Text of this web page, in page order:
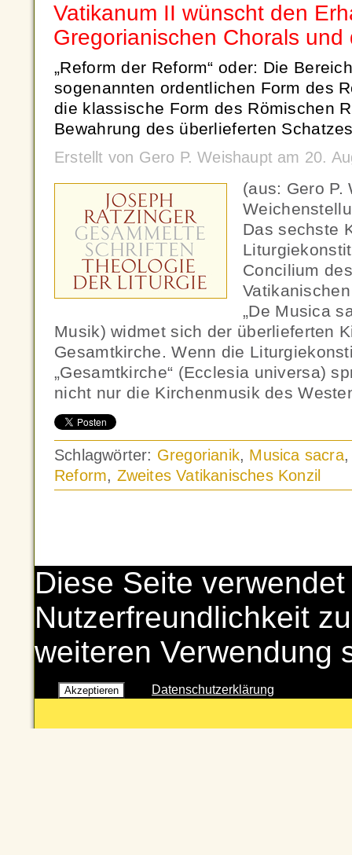
Vatikanum II wünscht den
Gregorianischen Chorals
„Reform der Reform“ oder: Die
sogenannten ordentlichen Form des
die klassische Form des Römischen
Bewahrung des überlieferten
Erstellt von Gero P. Weishaupt am 20.
(aus: Gero P.
Das sechste
Concilium
„De Musica
Musik) widmet sich der überlieferten
Gesamtkirche. Wenn die
„Gesamtkirche“ (Ecclesia universa)
nicht nur die Kirchenmusik des
Schlagwörter: Gregorianik, Musica sacra
Reform, Zweites Vatikanisches Konzil
Diese Seite
Nutzerfreundlichkeit
weiteren Verwendung
Akzeptieren Datenschutzerklärung